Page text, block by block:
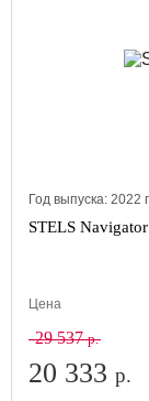
Год выпуска: 2022
STELS
Цена
29 537р.
20 333 р.